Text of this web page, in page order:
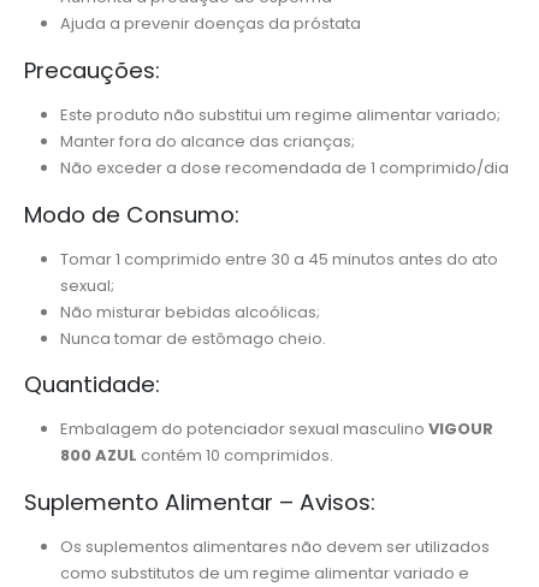
Ajuda a prevenir doenças da próstata
Precauções:
Este produto não substitui um regime alimentar variado;
Manter fora do alcance das crianças;
Não exceder a dose recomendada de 1 comprimido/dia
Modo de Consumo:
Tomar 1 comprimido entre 30 a 45 minutos antes do ato
sexual;
Não misturar bebidas alcoólicas;
Nunca tomar de estômago cheio.
Quantidade:
Embalagem do potenciador sexual masculino VIGOUR
800 AZUL contém 10 comprimidos.
Suplemento Alimentar – Avisos:
Os suplementos alimentares não devem ser utilizados
como substitutos de um regime alimentar variado e